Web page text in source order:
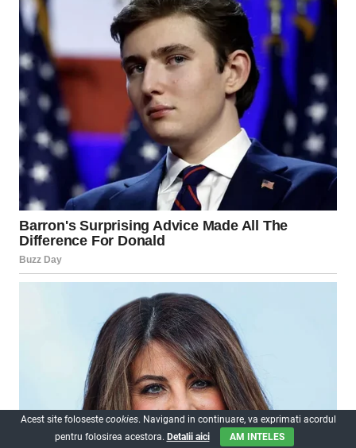
Acest site foloseste cookies. Navigand in continuare, va exprimati acordul
pentru folosirea acestora. Detalii aici AM INTELES